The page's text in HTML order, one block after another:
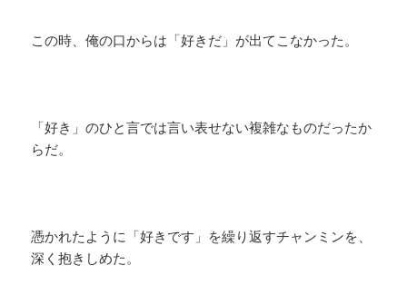
この時、俺の口からは「好きだ」が出てこなかった。
「好き」のひと言では言い表せない複雑なものだったか
らだ。
憑かれたように「好きです」を繰り返すチャンミンを、
深く抱きしめた。